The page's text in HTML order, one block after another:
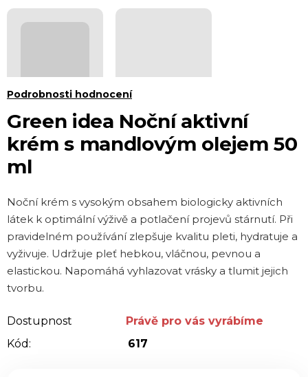
Green idea Noční aktivní
krém s mandlovým olejem 50
ml
Průměrné
hodnocení
produktu
je
0,0
hvězdiček.
Podrobnosti hodnocení
Noční krém s vysokým obsahem biologicky aktivních
látek k optimální výživě a potlačení projevů stárnutí. Při
pravidelném používání zlepšuje kvalitu pleti, hydratuje a
vyživuje. Udržuje pleť hebkou, vláčnou, pevnou a
elastickou. Napomáhá vyhlazovat vrásky a tlumit jejich
tvorbu.
Dostupnost
Právě pro vás vyrábíme
Kód:
617